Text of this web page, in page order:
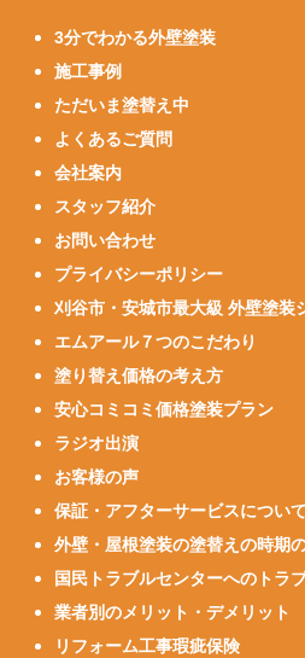
3分でわかる外壁塗装
施工事例
ただいま塗替え中
よくあるご質問
会社案内
スタッフ紹介
お問い合わせ
プライバシーポリシー
刈谷市・安城市最大級 外壁塗装
エムアール７つのこだわり
塗り替え価格の考え方
安心コミコミ価格塗装プラン
ラジオ出演
お客様の声
保証・アフターサービスについて
外壁・屋根塗装の塗替えの時期
国民トラブルセンターへのトラ
業者別のメリット・デメリット
リフォーム工事瑕疵保険